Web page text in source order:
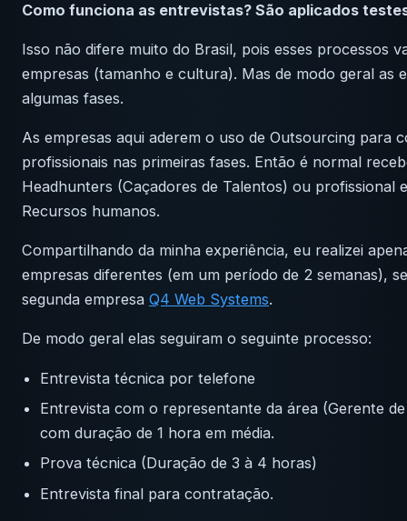
Como funciona as entrevistas? São aplicados
Isso não difere muito do Brasil, pois esses processos
empresas (tamanho e cultura). Mas de modo geral as
algumas fases.
As empresas aqui aderem o uso de Outsourcing para
profissionais nas primeiras fases. Então é normal
Headhunters (Caçadores de Talentos) ou profissional
Recursos humanos.
Compartilhando da minha experiência, eu realizei
empresas diferentes (em um período de 2 semanas),
segunda empresa Q4 Web Systems.
De modo geral elas seguiram o seguinte processo:
Entrevista técnica por telefone
Entrevista com o representante da área (Gerente
com duração de 1 hora em média.
Prova técnica (Duração de 3 à 4 horas)
Entrevista final para contratação.